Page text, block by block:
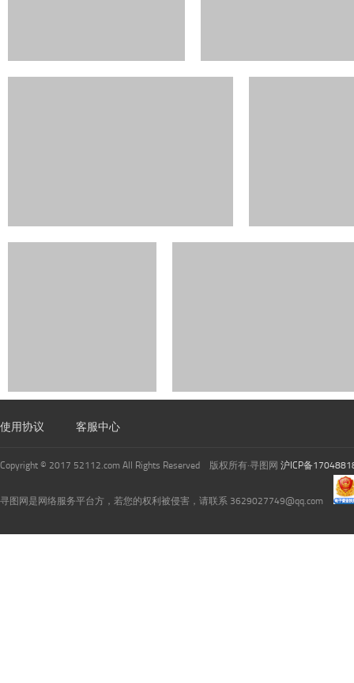
使用协议 客服中心
Copyright © 2017 52112.com All Rights Reserved 版权所有·寻图网 沪ICP备
寻图网是网络服务平台方，若您的权利被侵害，请联系 3629027749@qq.com